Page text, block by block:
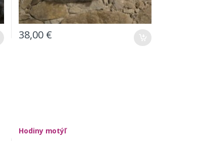
38,00 €
Hodiny motýľ